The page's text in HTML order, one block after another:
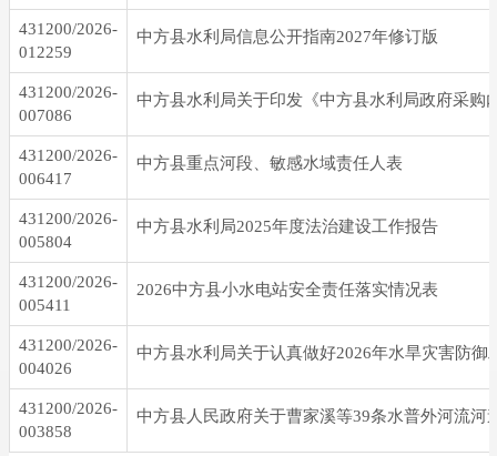
431200/2026-
012259
中方县水利局信息公开指南2027年修订版
431200/2026-
007086
431200/2026-
006417
中方县重点河段、敏感水域责任人表
431200/2026-
005804
中方县水利局2025年度法治建设工作报告
431200/2026-
005411
2026中方县小水电站安全责任落实情况表
431200/2026-
004026
431200/2026-
003858